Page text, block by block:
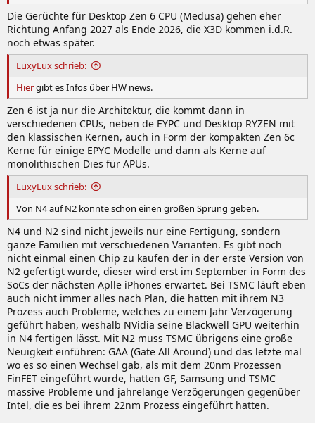
Die Gerüchte für Desktop Zen 6 CPU (Medusa) gehen eher
Richtung Anfang 2027 als Ende 2026, die X3D kommen i.d.R.
noch etwas später.
LuxyLux schrieb:
Hiergibt es Infos über HW news.
Zen 6 ist ja nur die Architektur, die kommt dann in
verschiedenen CPUs, neben de EYPC und Desktop RYZEN mit
den klassischen Kernen, auch in Form der kompakten Zen 6c
Kerne für einige EPYC Modelle und dann als Kerne auf
monolithischen Dies für APUs.
LuxyLux schrieb:
Von N4 auf N2 könnte schon einen großen Sprung geben.
N4 und N2 sind nicht jeweils nur eine Fertigung, sondern
ganze Familien mit verschiedenen Varianten. Es gibt noch
nicht einmal einen Chip zu kaufen der in der erste Version von
N2 gefertigt wurde, dieser wird erst im September in Form des
SoCs der nächsten Aplle iPhones erwartet. Bei TSMC läuft eben
auch nicht immer alles nach Plan, die hatten mit ihrem N3
Prozess auch Probleme, welches zu einem Jahr Verzögerung
geführt haben, weshalb NVidia seine Blackwell GPU weiterhin
in N4 fertigen lässt. Mit N2 muss TSMC übrigens eine große
Neuigkeit einführen: GAA (Gate All Around) und das letzte mal
wo es so einen Wechsel gab, als mit dem 20nm Prozessen
FinFET eingeführt wurde, hatten GF, Samsung und TSMC
massive Probleme und jahrelange Verzögerungen gegenüber
Intel, die es bei ihrem 22nm Prozess eingeführt hatten.